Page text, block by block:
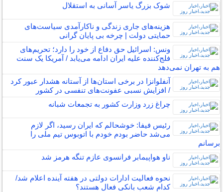
شوک بزرگ یاسر آسانی به استقلال
هزینه‌های جاری زندگی و ناکارآمدی سیاست‌های
حمایتی دولت | چرخه بی پایان گرانی
ونس: اسرائیل حق دفاع از خود را دارد؛ تحریم‌های
فلج‌کننده علیه ایران ادامه می‌یابد / آمریکا یک سنت
هم به تهران نمی‌دهد
آنفلوانزا در برخی استان‌ها از آستانه هشدار عبور کرد
/ افزایش نسبی عفونت‌های تنفسی در کشور
چراغ زرد وزارت کشور به تجمعات شبانه
رئیس فیفا: خوشحالم که ایران رسید، اگر لازم
می‌شد حاضر بودم خودم با اتوبوس تیم ملی را
برسانم
ناو هواپیمابر فرانسوی عازم تنگه هرمز شد
نحوه فعالیت ادارات دولتی در هفته آینده اعلام شد/
کدام شعب بانکی فعال هستند؟